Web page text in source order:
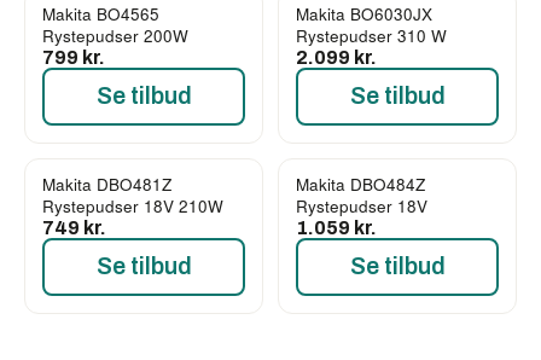
Makita BO4565
Rystepudser 200W
799 kr.
Se tilbud
Makita BO6030JX
Rystepudser 310 W
2.099 kr.
Se tilbud
Makita DBO481Z
Rystepudser 18V 210W
749 kr.
Se tilbud
Makita DBO484Z
Rystepudser 18V
1.059 kr.
Se tilbud